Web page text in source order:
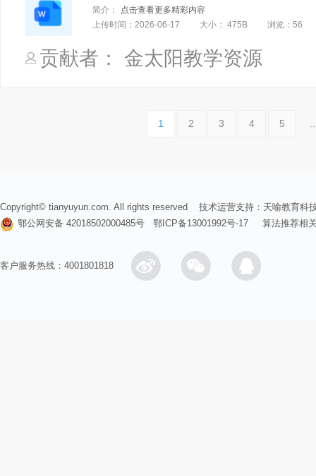
简介：
点击查看更多精彩内容
上传时间： 2026-06-17 大小： 475B 浏览： 56
贡献者： 金太阳教学资源
1 2 3 4 5
Copyright© tianyuyun.com. All rights reserved 技术运营支持： 天喻教育科
鄂公网安备 42018502000485号
鄂ICP备13001992号-17 算法推荐相
客户服务热线：4001801818